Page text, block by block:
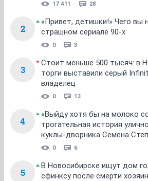
17 411 28
2
«Привет, детишки!» Чего вы
страшном сериале 90-х
0 3
3
Стоит меньше 500 тысяч: в
торги выставили серый
владелец
0 13
4
«Выйду хотя бы на молоко
трогательная история
куклы-дворника Семена
0 6
5
В Новосибирске ищут дом
сфинксу после смерти